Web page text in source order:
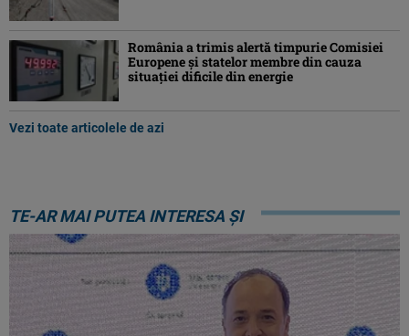
România a trimis alertă timpurie Comisiei
Europene și statelor membre din cauza
situației dificile din energie
Vezi toate articolele de azi
TE-AR MAI PUTEA INTERESA ȘI